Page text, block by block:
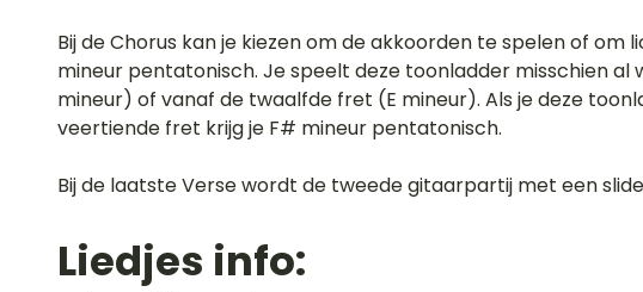
Bij de Chorus kan je kiezen om de akkoorden te spelen of om
mineur pentatonisch. Je speelt deze toonladder misschien al
mineur) of vanaf de twaalfde fret (E mineur). Als je deze
veertiende fret krijg je F# mineur pentatonisch.
Bij de laatste Verse wordt de tweede gitaarpartij met een
Liedjes info: